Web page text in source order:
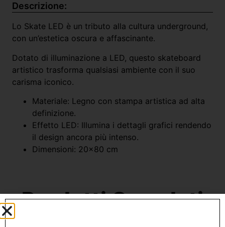
Descrizione:
Lo Skate LED è un tributo alla cultura underground,
con un’estetica oscura e affascinante.
Dotato di illuminazione a LED, questo skateboard
artistico trasforma qualsiasi ambiente con il suo
carisma iconico.
Materiale: Legno con stampa artistica ad alta
definizione.
Effetto LED: Illumina i dettagli grafici rendendo
il design ancora più intenso.
Dimensioni: 20×80 cm
Prodotti Correlati